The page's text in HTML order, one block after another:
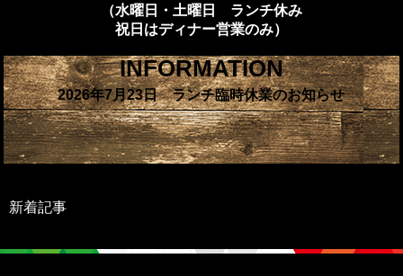
（水曜日・土曜日 ランチ休み
祝日はディナー営業のみ）
INFORMATION
2026年7月23日 ランチ臨時休業のお知らせ
新着記事